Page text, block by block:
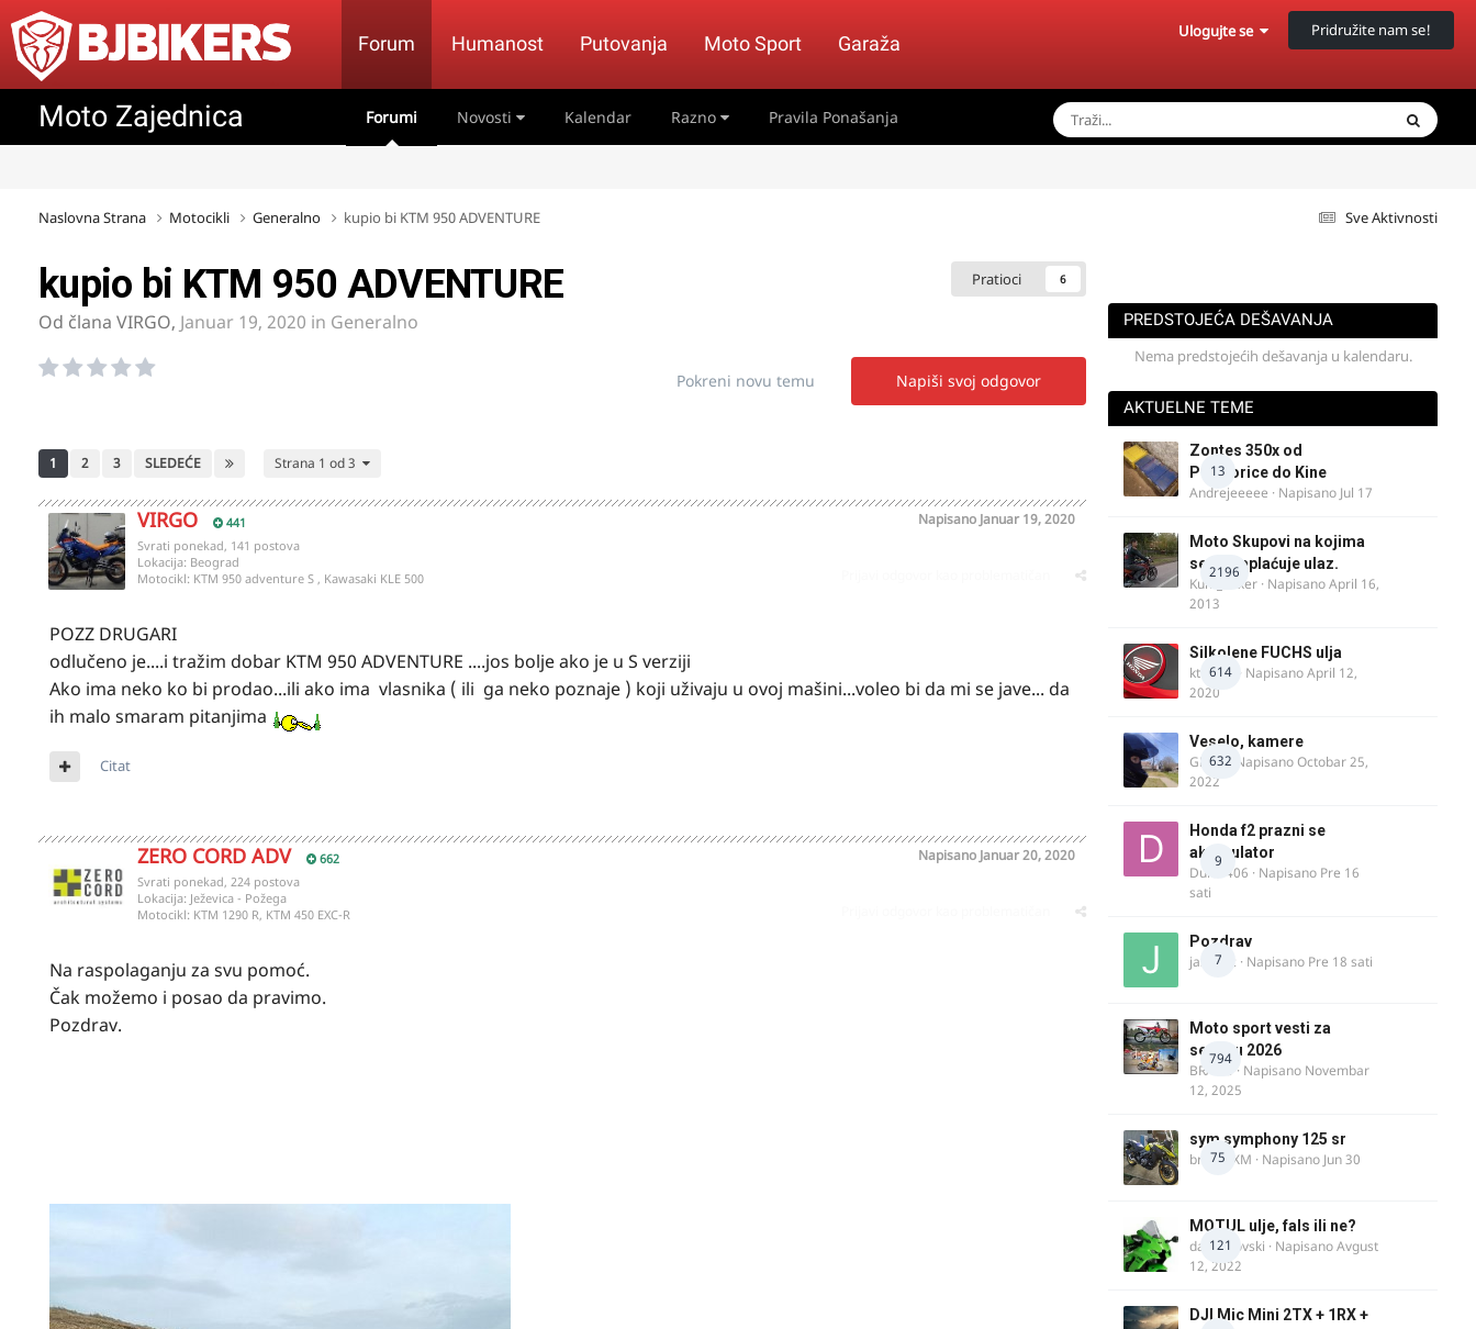
Forum Humanost Putovanja Moto Sport Garaža
Ulogujte se Pridružite nam se!
Moto Zajednica Forumi Novosti Kalendar Razno Pravila Ponašanja
Sve Aktivnosti
Naslovna Strana Motocikli Generalno kupio bi KTM 950 ADVENTURE
Pratioci 6
kupio bi KTM 950 ADVENTURE
Od člana VIRGO, Januar 19, 2020 in Generalno
Napiši svoj odgovor
Pokreni novu temu
1 2 3 SLEDEĆE Strana 1 od 3
VIRGO 441 Napisano Januar 19, 2020
Svrati ponekad, 141 postova
Lokacija: Beograd
Motocikl: KTM 950 adventure S , Kawasaki KLE 500
POZZ DRUGARI
odlučeno je....i tražim dobar KTM 950 ADVENTURE ....jos bolje ako je u S verziji
Ako ima neko ko bi prodao...ili ako ima vlasnika ( ili ga neko poznaje ) koji uživaju u ovoj mašini...voleo bi da mi se jave... da
ih malo smaram pitanjima
Citat
ZERO CORD ADV 662 Napisano Januar 20, 2020
Svrati ponekad, 224 postova
Lokacija: Ježevica - Požega
Motocikl: KTM 1290 R, KTM 450 EXC-R
Na raspolaganju za svu pomoć.
Čak možemo i posao da pravimo.
Pozdrav.
PREDSTOJEĆA DEŠAVANJA
Nema predstojećih dešavanja u kalendaru.
AKTUELNE TEME
13
Zontes 350x od
Podgorice do Kine
Andrejeeeee · Napisano Jul 17
2196
Moto Skupovi na kojima
se ne naplaćuje ulaz.
Kum_Mixer · NapisanoApril 16,
2013
614
Silkolene FUCHS ulja
ktm600 · NapisanoApril 12,
2020
632
Veselo, kamere
GR 46· NapisanoOctobar 25,
2022
9
Honda f2 prazni se
akomulator
Dule1406 · Napisano Pre 16
sati
7
Pozdrav
jasminc · Napisano Pre 18 sati
794
Moto sport vesti za
sezonu 2026
BRACO · Napisano Novembar
12, 2025
75
sym symphony 125 sr
brankoXM · Napisano Jun 30
121
MOTUL ulje, fals ili ne?
dalipopovski · NapisanoAvgust
12, 2022
DJI Mic Mini 2TX + 1RX +